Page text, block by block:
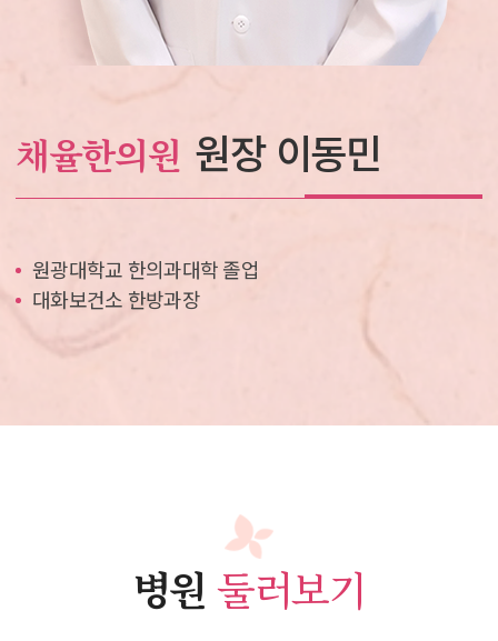
채율한의원 원장 이동민
원광대학교 한의과대학 졸업
대화보건소 한방과장
병원 둘러보기